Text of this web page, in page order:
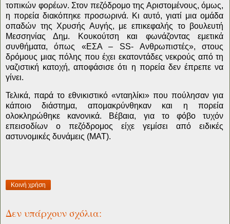
τοπικών φορέων. Στον πεζόδρομο της Αριστομένους, όμως,
η πορεία διακόπηκε προσωρινά. Κι αυτό, γιατί μια ομάδα
οπαδών της Χρυσής Αυγής, με επικεφαλής το βουλευτή
Μεσσηνίας Δημ. Κουκούτση και φωνάζοντας εμετικά
συνθήματα, όπως «ΕΣΑ – SS- Ανθρωπιστές», στους
δρόμους μιας πόλης που έχει εκατοντάδες νεκρούς από τη
ναζιστική κατοχή, αποφάσισε ότι η πορεία δεν έπρεπε να
γίνει.
Τελικά, παρά το εθνικιστικό «νταηλίκι» που πούλησαν για
κάποιο διάστημα, απομακρύνθηκαν και η πορεία
ολοκληρώθηκε κανονικά. Βέβαια, για το φόβο τυχόν
επεισοδίων ο πεζόδρομος είχε γεμίσει από ειδικές
αστυνομικές δυνάμεις (ΜΑΤ).
Κοινή χρήση
Δεν υπάρχουν σχόλια: